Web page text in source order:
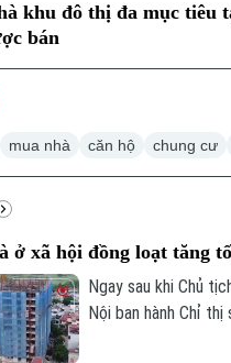
khu đô thị đa mục tiêu
bán
mua nhà căn hộ chung cư
ở xã hội đồng loạt tăng
Ngay sau khi Chủ
Nội ban hành Chỉ